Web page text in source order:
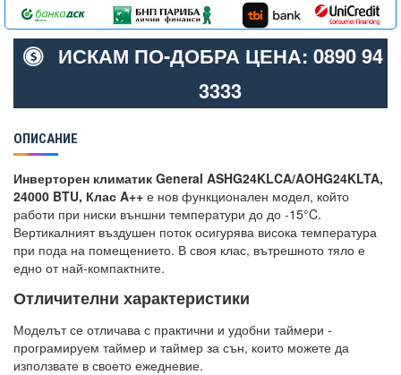
ИСКАМ ПО-ДОБРА ЦЕНА: 0890 94
3333
ОПИСАНИЕ
Инверторен климатик General ASHG24KLCA/AOHG24KLTA,
24000 BTU, Клас A++ е нов функционален модел, който
работи при ниски външни температури до до -15°C.
Вертикалният въздушен поток осигурява висока температура
при пода на помещението. В своя клас, вътрешното тяло е
едно от най-компактните.
Отличителни характеристики
Моделът се отличава с практични и удобни таймери -
програмируем таймер и таймер за сън, които можете да
използвате в своето ежедневие.